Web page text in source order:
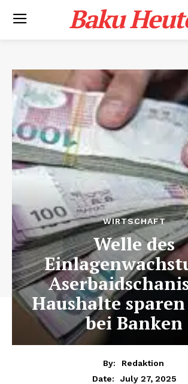
Baku
WIRTSCHAFT
Welle des
Haushalte
bei Banken
By:
Redaktion
Date:
July 27, 2025